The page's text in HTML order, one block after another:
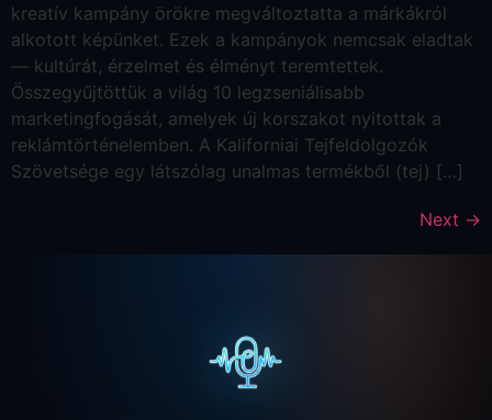
kreatív kampány örökre megváltoztatta a márkákról
alkotott képünket. Ezek a kampányok nemcsak eladtak
— kultúrát, érzelmet és élményt teremtettek.
Összegyűjtöttük a világ 10 legzseniálisabb
marketingfogását, amelyek új korszakot nyitottak a
reklámtörténelemben. A Kaliforniai Tejfeldolgozók
Szövetsége egy látszólag unalmas termékből (tej) […]
Next →